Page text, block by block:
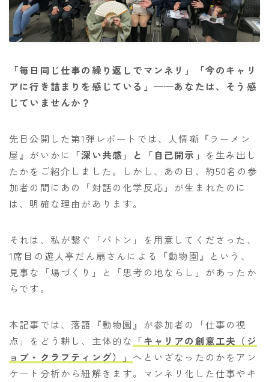
「毎日同じ仕事の繰り返しでマンネリ」「今のキャリ
アに行き詰まりを感じている」——あなたは、そう感
じていませんか？
先日公開した第1弾レポートでは、人情噺『ラーメン
屋』がいかに
「深い共感」と「自己開示」 を生み出し
たかをご紹介しました。しかし、あの日、約50名の参
加者の間にあの「対話の化学反応」が生まれたのに
は、明確な理由があります。
それは、私が繋ぐ「バトン」を用意してくださった、
1席目の遊人亭だん扇さんによる『動物園』という、
見事な「場づくり」と「思考の地ならし」があったか
らです。
本記事では、落語『動物園』が参加者の「仕事の視
点」をどう耕し、主体的な 「キャリアの創意工夫（ジ
ョブ・クラフティング）」 へといざなったのかをアン
ケート分析から紐解きます。マンネリ化した仕事やキ